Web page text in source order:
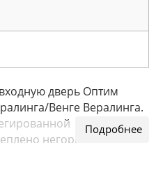
дверь Оптим
Венге Вералинга.
негорючим